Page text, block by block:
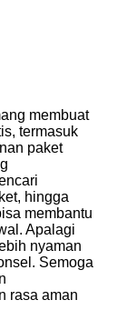
membuat
termasuk
paket
hingga
membantu
Apalagi
nyaman
Semoga
rasa aman